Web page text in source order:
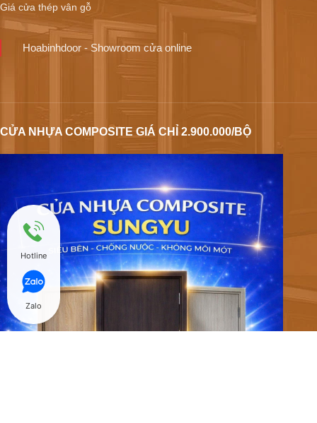
Giá cửa thép vân gỗ
Hoabinhdoor - Showroom cửa online
CỬA NHỰA COMPOSITE GIÁ CHỈ 2.900.000/BỘ
Hotline
Zalo